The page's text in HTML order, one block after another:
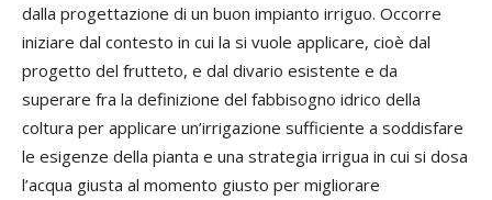
dalla progettazione di un buon impianto irriguo. Occorre
iniziare dal contesto in cui la si vuole applicare, cioè dal
progetto del frutteto, e dal divario esistente e da
superare fra la definizione del fabbisogno idrico della
coltura per applicare un’irrigazione sufficiente a soddisfare
le esigenze della pianta e una strategia irrigua in cui si dosa
l’acqua giusta al momento giusto per migliorare